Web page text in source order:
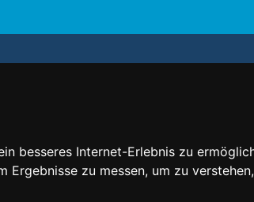
besseres Internet-Erlebnis zu
zu messen, um zu